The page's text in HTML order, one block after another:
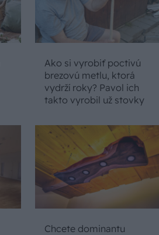
Ako si vyrobiť poctivú
brezovú metlu, ktorá
vydrží roky? Pavol ich
takto vyrobil už stovky
Chcete dominantu